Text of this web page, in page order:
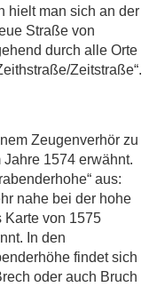
hielt man sich an der
Straße von
durch alle Orte
Zeitstraße“.
Zeugenverhör zu
1574 erwähnt.
aus:
nahe bei der hohe
Karte von 1575
In den
findet sich
oder auch Bruch